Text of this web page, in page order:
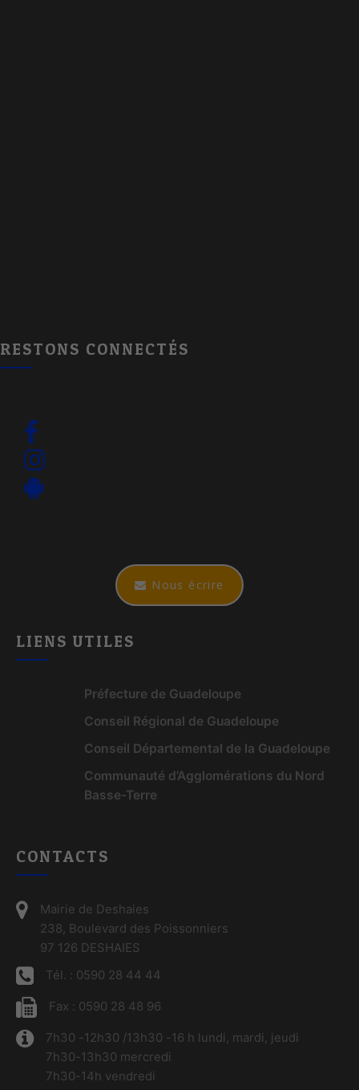
RESTONS CONNECTÉS
Nous écrire
LIENS UTILES
Préfecture de Guadeloupe
Conseil Régional de Guadeloupe
Conseil Départemental de la Guadeloupe
Communauté d’Agglomérations du Nord
Basse-Terre
CONTACTS
Mairie de Deshaies
238, Boulevard des Poissonniers
97 126 DESHAIES
Tél. : 0590 28 44 44
Fax : 0590 28 48 96
7h30 -12h30 /13h30 -16 h lundi, mardi, jeudi
7h30-13h30 mercredi
7h30-14h vendredi